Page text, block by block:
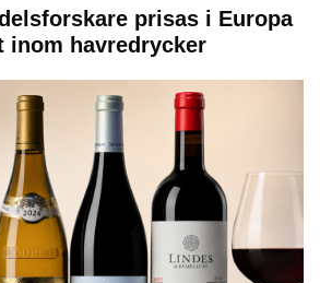
prisas i Europa
inom havredrycker